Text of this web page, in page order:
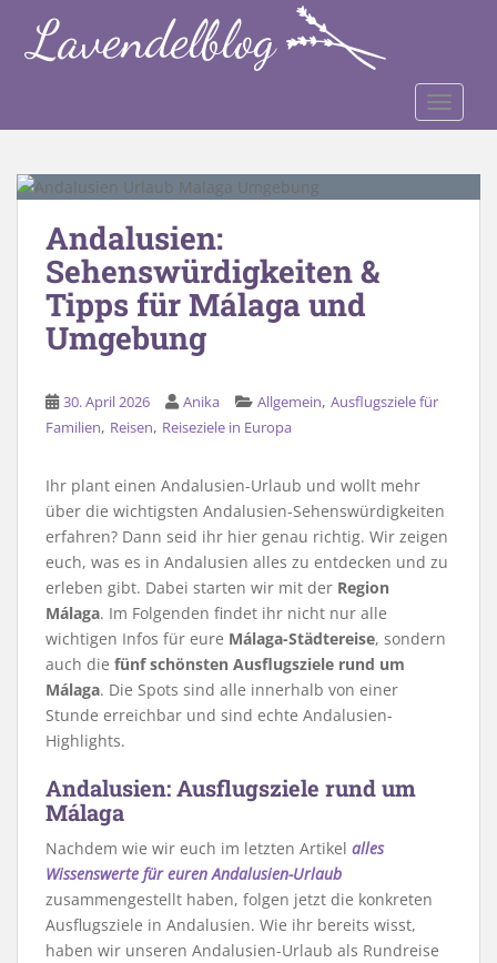
Andalusien:
Sehenswürdigkeiten &
Tipps für Málaga und
Umgebung
30. April 2026 Anika Allgemein, Ausflugsziele für
Familien, Reisen, Reiseziele in Europa
Ihr plant einen Andalusien-Urlaub und wollt mehr
über die wichtigsten Andalusien-Sehenswürdigkeiten
erfahren? Dann seid ihr hier genau richtig. Wir zeigen
euch, was es in Andalusien alles zu entdecken und zu
erleben gibt. Dabei starten wir mit der Region
Málaga. Im Folgenden findet ihr nicht nur alle
wichtigen Infos für eure Málaga-Städtereise, sondern
auch die fünf schönsten Ausflugsziele rund um
Málaga. Die Spots sind alle innerhalb von einer
Stunde erreichbar und sind echte Andalusien-
Highlights.
Andalusien: Ausflugsziele rund um
Málaga
Nachdem wie wir euch im letzten Artikel alles
Wissenswerte für euren Andalusien-Urlaub
zusammengestellt haben, folgen jetzt die konkreten
Ausflugsziele in Andalusien. Wie ihr bereits wisst,
haben wir unseren Andalusien-Urlaub als Rundreise